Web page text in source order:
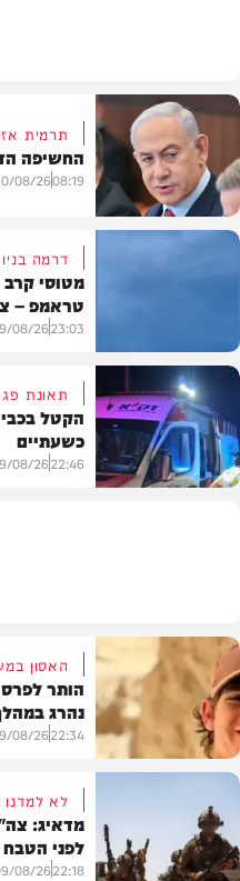
תרמית
החשיפה
08:19
08/26
וידאו
דרמה
מטוסי קרב
טראמפ –
23:03
08/26
תאונת
הקטל
כשעתיים
22:46
08/26
חרדים
האסון
הותר
נהרג
22:34
08/26
לא
מדאיג:
לפני הטבח
22:18
08/26